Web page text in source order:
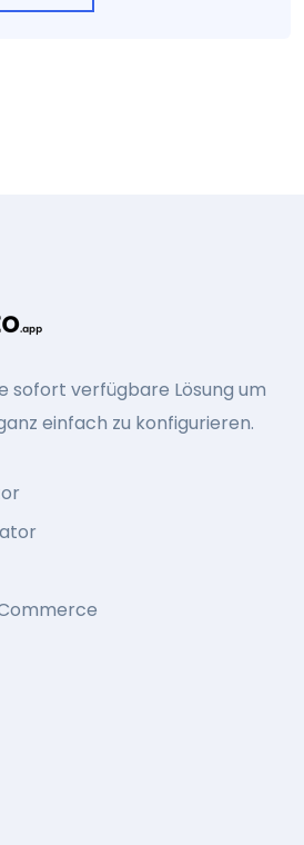
sofort verfügbare Lösung um
einfach zu konfigurieren.